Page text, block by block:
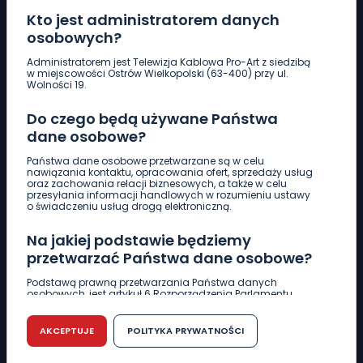
Kto jest administratorem danych
osobowych?
Administratorem jest Telewizja Kablowa Pro-Art z siedzibą
w miejscowości Ostrów Wielkopolski (63-400) przy ul.
Wolności 19.
Do czego będą używane Państwa
dane osobowe?
Państwa dane osobowe przetwarzane są w celu
nawiązania kontaktu, opracowania ofert, sprzedaży usług
oraz zachowania relacji biznesowych, a także w celu
przesyłania informacji handlowych w rozumieniu ustawy
o świadczeniu usług drogą elektroniczną.
Na jakiej podstawie będziemy
przetwarzać Państwa dane osobowe?
Podstawą prawną przetwarzania Państwa danych
osobowych, jest artykuł 6 Rozporządzenia Parlamentu
r. w sprawie ochrony osób fizycznych w związku z
przetwarzaniem danych osobowych w sprawie
swobodnego przepływu takich danych oraz uchylenia
dyrektywy 95/46/WE (RODO).
AKCEPTUJE POLITYKA PRYWATNOŚCI
Pobierz logotyp
661 997 997
REDAKCJA
62 735 22 22redakcja@wlkp24.info
DZIAŁ REKLAMY
62 735 01 85 reklama@wlkp24.info
WIADOMOŚCI
CIEKAWOSTKI